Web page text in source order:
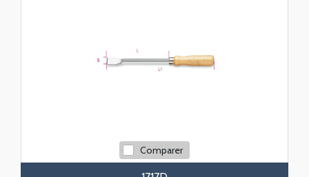
Comparer